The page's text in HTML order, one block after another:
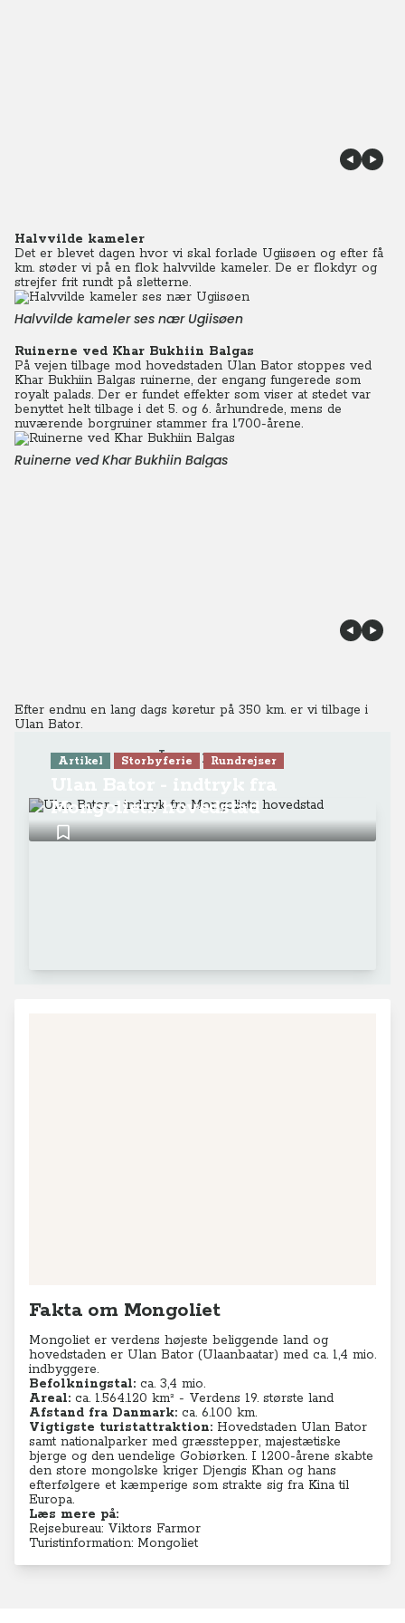
Halvvilde kameler
Det er blevet dagen hvor vi skal forlade Ugiisøen og efter få
km. støder vi på en flok halvvilde kameler. De er flokdyr og
strejfer frit rundt på sletterne.
Halvvilde kameler ses nær Ugiisøen
Ruinerne ved Khar Bukhiin Balgas
På vejen tilbage mod hovedstaden Ulan Bator stoppes ved
Khar Bukhiin Balgas ruinerne, der engang fungerede som
royalt palads. Der er fundet effekter som viser at stedet var
benyttet helt tilbage i det 5. og 6. århundrede, mens de
nuværende borgruiner stammer fra 1700-årene.
Ruinerne ved Khar Bukhiin Balgas
Efter endnu en lang dags køretur på 350 km. er vi tilbage i
Ulan Bator.
Læs mere
Artikel Storbyferie Rundrejser
Mongoliets hovedstad
Fakta om Mongoliet
Mongoliet er verdens højeste beliggende land og
hovedstaden er Ulan Bator (Ulaanbaatar) med ca. 1,4 mio.
indbyggere.
Befolkningstal: ca. 3,4 mio.
Areal: ca. 1.564.120 km² - Verdens 19. største land
Afstand fra Danmark: ca. 6.100 km.
Vigtigste turistattraktion: Hovedstaden Ulan Bator
samt nationalparker med græsstepper, majestætiske
bjerge og den uendelige Gobiørken. I 1200-årene skabte
den store mongolske kriger Djengis Khan og hans
efterfølgere et kæmperige som strakte sig fra Kina til
Europa.
Læs mere på:
Rejsebureau: Viktors Farmor
Turistinformation: Mongoliet